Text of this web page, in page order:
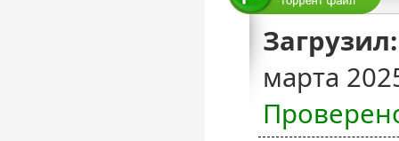
Загрузил:
марта